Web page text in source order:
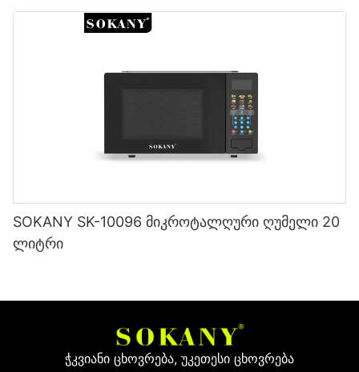
SOKANY SK-10096 მიკროტალღური ღუმელი 20
ლიტრი
ჭკვიანი ცხოვრება, უკეთესი ცხოვრება